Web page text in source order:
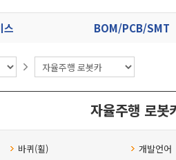
스 BOM/PCB/SMT
자율주행 로봇
바퀴(휠) 개발언어